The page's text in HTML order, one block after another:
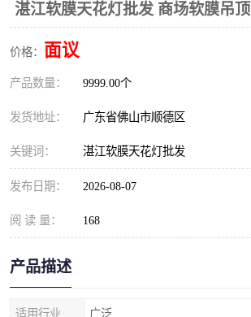
湛江软膜天花灯批发 商场软膜吊顶
价格： 面议
产品数量： 9999.00个
发货地址： 广东省佛山市顺德区
关键词： 湛江软膜天花灯批发
发布日期： 2026-08-07
阅 读 量： 168
产品描述
适用行业 广泛